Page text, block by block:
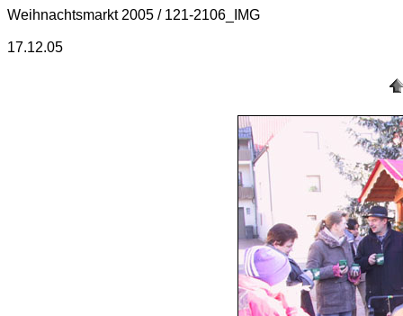
Weihnachtsmarkt 2005 / 121-2106_IMG
17.12.05